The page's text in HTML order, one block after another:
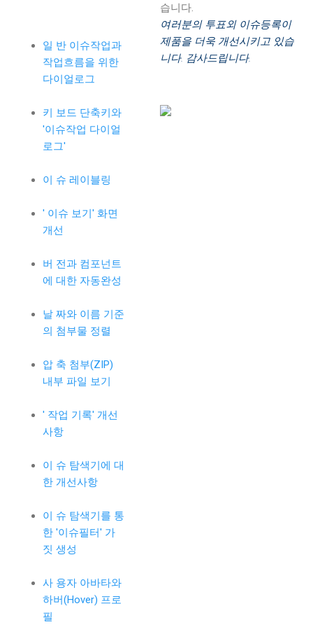
일 반 이슈작업과
작업흐름을 위한
다이얼로그
키 보드 단축키와
'이슈작업 다이얼
로그'
이 슈 레이블링
' 이슈 보기' 화면
개선
버 전과 컴포넌트
에 대한 자동완성
날 짜와 이름 기준
의 첨부물 정렬
압 축 첨부(ZIP)
내부 파일 보기
' 작업 기록' 개선
사항
이 슈 탐색기에 대
한 개선사항
이 슈 탐색기를 통
한 '이슈필터' 가
짓 생성
사 용자 아바타와
하버(Hover) 프로
필
습니다.
여러분의 투표외 이슈등록이
제품을 더욱 개선시키고 있습
니다. 감사드립니다.